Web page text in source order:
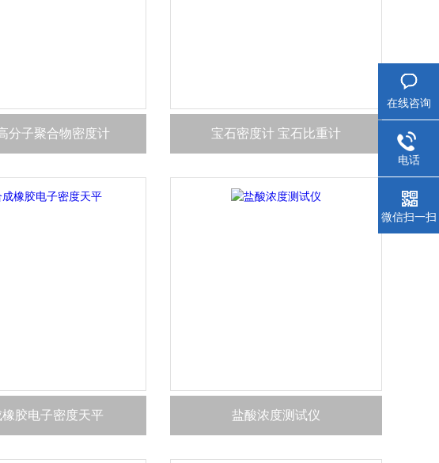
分子聚合物密度计 宝石密度计 宝石比重计
橡胶电子密度天平 盐酸浓度测试仪
在线咨询
电话
微信扫一扫